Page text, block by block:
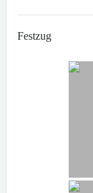
Festzug